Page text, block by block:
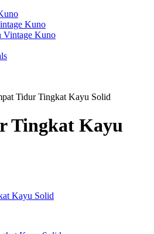
Kuno
Vintage Kuno
Tidur Tingkat Kayu Solid
Tingkat Kayu